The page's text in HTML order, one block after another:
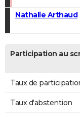
Nathalie Arthaud
Participation au
Taux de
Taux d'abstention